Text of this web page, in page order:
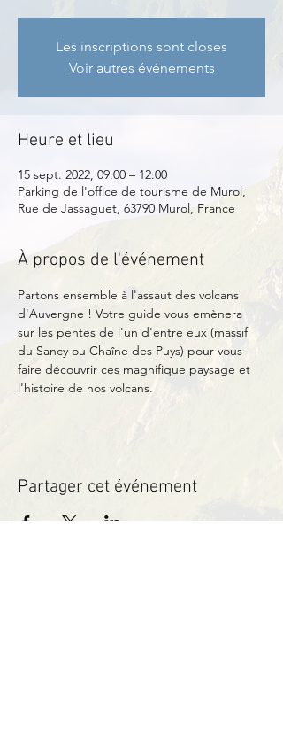
Les inscriptions sont closes
Voir autres événements
Heure et lieu
15 sept. 2022, 09:00 – 12:00
Parking de l'office de tourisme de Murol,
Rue de Jassaguet, 63790 Murol, France
À propos de l'événement
Partons ensemble à l'assaut des volcans
d'Auvergne ! Votre guide vous emènera
sur les pentes de l'un d'entre eux (massif
du Sancy ou Chaîne des Puys) pour vous
faire découvrir ces magnifique paysage et
l'histoire de nos volcans.
Partager cet événement